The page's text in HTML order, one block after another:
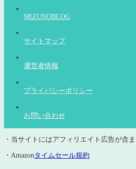
MIZUNOBLOG
サイトマップ
運営者情報
プライバシーポリシー
お問い合わせ
・当サイトにはアフィリエイト広告が含ま
・Amazonタイムセール規約